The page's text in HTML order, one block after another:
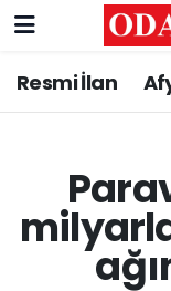
Resmi İlan
ASAYİŞ
GÜNCEL
Nöbetçi
Trafik
Süper Lig